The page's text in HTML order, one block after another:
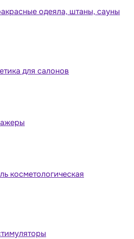
одеяла, штаны, сауны
для салонов
косметологическая